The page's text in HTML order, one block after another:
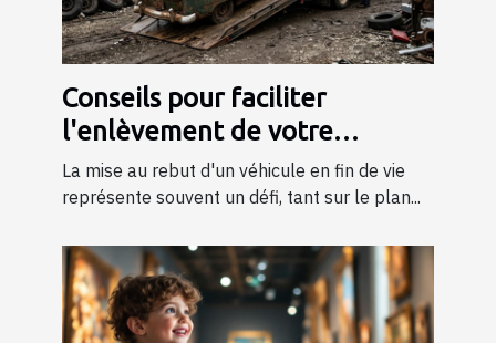
Conseils pour faciliter
l'enlèvement de votre
véhicule en fin de vie
La mise au rebut d'un véhicule en fin de vie
représente souvent un défi, tant sur le plan...